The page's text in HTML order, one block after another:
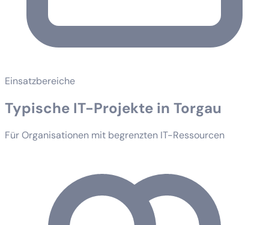
Einsatzbereiche
Typische IT-Projekte in Torgau
Für Organisationen mit begrenzten IT-Ressourcen